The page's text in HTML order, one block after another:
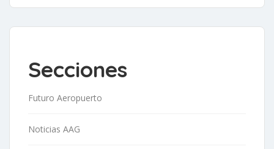
Secciones
Futuro Aeropuerto
Noticias AAG